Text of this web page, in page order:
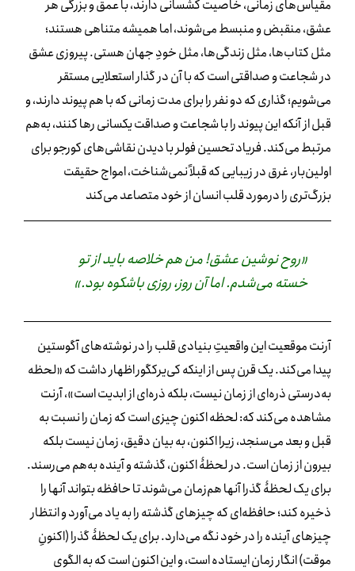
مقیاس‌های زمانی، خاصیت کشسانی دارند، با عمق و بزرگی هر
عشق، منقبض و منبسط می‌شوند، اما همیشه متناهی هستند؛
مثل کتاب‌ها، مثل زندگی‌ها، مثل خودِ جهان هستی. پیروزی عشق
در شجاعت و صداقتی است که با آن در گذار استعلایی مستقر
می‌شویم؛ گذاری که دو نفر را برای مدت زمانی که با هم پیوند دارند، و
قبل از آنکه این پیوند را با شجاعت و صداقت یکسانی رها کنند، به‌هم
مرتبط می‌کند. فریاد تحسین فولر با دیدن نقاشی‌های کورجو برای
اولین‌بار، غرق در زیبایی که قبلاً نمی‌شناخت، امواج حقیقت
بزرگ‌تری را درمورد قلب انسان از خود متصاعد می‌کند
«روح نوشین عشق! من هم خلاصه باید از تو
خسته می‌شدم. اما آن روز، روزی باشکوه بود.»
آرنت موقعیت این واقعیتِ بنیادی قلب را در نوشته‌های آگوستین
پیدا می‌کند. یک قرن پس از اینکه کی‌یرکگوراظهار داشت که «لحظه
به‌درستی ذره‌ای از زمان نیست، بلکه ذره‌ای از ابدیت است»، آرنت
مشاهده می‌کند که: لحظه اکنون چیزی است که زمان را نسبت به
قبل و بعد می‌سنجد، زیرا اکنون، به بیان دقیق، زمان نیست بلکه
بیرون از زمان است. در لحظۀ اکنون، گذشته و آینده به‌هم می‌رسند.
برای یک لحظۀ گذرا آنها هم‌زمان می‌شوند تا حافظه بتواند آنها را
ذخیره کند؛ حافظه‌ای که چیزهای گذشته را به یاد می‌آورد و انتظار
چیزهای آینده را در خود نگه می‌دارد. برای یک لحظۀ گذرا (اکنونِ
موقت) انگار زمان ایستاده است، و این اکنون است که به الگوی